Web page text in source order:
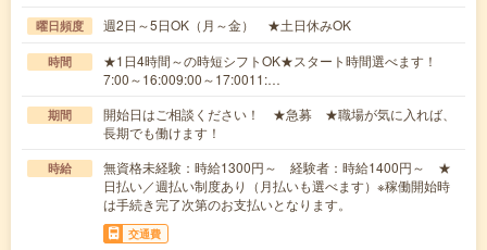
曜日頻度 週2日～5日OK（月～金） ★土日休みOK
時間
★1日4時間～の時短シフトOK★スタート時間選べます！
7:00～16:009:00～17:0011:…
期間
開始日はご相談ください！ ★急募 ★職場が気に入れば、
長期でも働けます！
時給
無資格未経験：時給1300円～ 経験者：時給1400円～ ★
日払い／週払い制度あり（月払いも選べます）※稼働開始時
は手続き完了次第のお支払いとなります。
交通費